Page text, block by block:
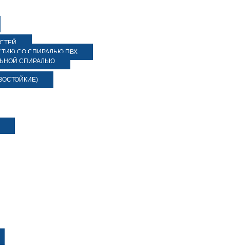
СО СПИРАЛЬЮ ПВХ
СПИРАЛЬЮ